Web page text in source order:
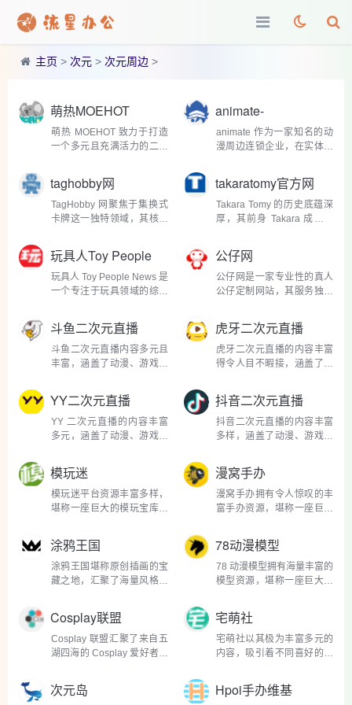
主页 > 次元 > 次元周边 >
萌热MOEHOT
萌热 MOEHOT 致力于打造
一个多元且充满活力的二次
里是二次元周边的宝库。热
门动漫如《鬼灭之刃》的周
边产品琳琅满目，从造型...
animate-
onlineshop
animate 作为一家知名的动
漫周边连锁企业，在实体店
的经验，深受广大消费者喜
爱。而 animate-onlineshop
作为其线上延伸，完美继承
了品牌的优质基因，为无法
taghobby网
TagHobby 网聚焦于集换式
卡牌这一独特领域，其核心
开。从风靡全球的《游戏
王》《宝可梦》，到国内深
受欢迎的《三国杀》等卡牌
系列，网站应有尽有。以
takaratomy官方网
Takara Tomy 的历史底蕴深
厚，其前身 Takara 成立于
1924 年富山荣市郎开创的
富山玩具制作所。2006 年 3
月，两家玩具巨头合并，成
就了如今的 Takara Tomy。
玩具人Toy People
News
玩具人 Toy People News 是
一个专注于玩具领域的综合
样，涵盖了玩具行业的方方
面面。无论是热门 IP 的最新
玩具动态，还是小众独立玩
具设计师的创意作品，都...
公仔网
公仔网是一家专业性的真人
公仔定制网站，其服务独具
片，专业团队就能依据照片
中的人物形象，纯手工打造
神奇的真人瓷娃娃。这些公
仔融入了卡通 Q 版的...
斗鱼二次元直播
斗鱼二次元直播内容多元且
丰富，涵盖了动漫、游戏、
在动漫领域，除了经典番剧
的重温直播，还有独家的动
漫幕后故事揭秘。主播们深
挖热门动漫的创作历...
虎牙二次元直播
虎牙二次元直播的内容丰富
得令人目不暇接，涵盖了动
热门领域。在动漫板块，除
了经典番剧回顾直播，还有
动漫资讯快报。主播们会第
一时间搜罗全球动漫...
YY二次元直播
YY 二次元直播的内容丰富
多元，涵盖了动漫、游戏、
动漫板块，经典番剧回顾直
播是一大亮点。主播们会选
取《火影忍者》《海贼王》
等热门动漫的经典篇章...
抖音二次元直播
抖音二次元直播的内容丰富
多样，涵盖了动漫、游戏、
偶像直播是其中的一大亮
点，虚拟歌手洛天依与相声
演员孙越的跨界直播首秀便
是典型案例。洛天依凭...
模玩迷
模玩迷平台资源丰富多样，
堪称一座巨大的模玩宝库。
风格各异的各类模玩信息。
从热门动漫《火影忍者》中
鸣人、佐助等角色的精致手
办，将角色在战斗中...
漫窝手办
漫窝手办拥有令人惊叹的丰
富手办资源，堪称一座巨大
自全球的热门动漫、游戏 IP
手办。从热血动漫《火影忍
者》里鸣人、佐助等角色的
经典造型手办，精细...
涂鸦王国
涂鸦王国堪称原创插画的宝
藏之地，汇聚了海量风格各
腻的日系插画，比如插画师
笔下的少女形象，发丝柔
顺、眼眸灵动，色彩搭配柔
和，营造出梦幻浪漫的...
78动漫模型
78 动漫模型拥有海量丰富的
模型资源，堪称一座巨大的
全球各地、各种风格的动
漫、游戏模型。从经典的
《机动战士高达》系列，到
热门的《鬼灭之刃》《火...
Cosplay联盟
Cosplay 联盟汇聚了来自五
湖四海的 Cosplay 爱好者，
庭。在这里，无论是初出茅
庐、怀揣对 Cosplay 无限热
宅萌社
宅萌社以其极为丰富多元的
内容，吸引着不同喜好的二
讯的前沿阵地，时刻关注着
动漫、游戏等领域的最新动
次元岛 Hpoi手办维基